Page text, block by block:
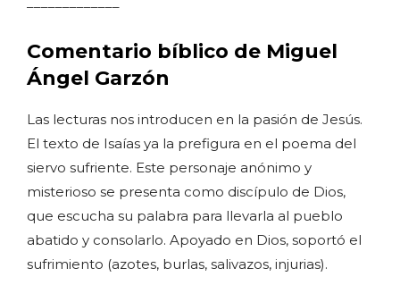
Comentario bíblico de Miguel
Ángel Garzón
Las lecturas nos introducen en la pasión de Jesús.
El texto de Isaías ya la prefigura en el poema del
siervo sufriente. Este personaje anónimo y
misterioso se presenta como discípulo de Dios,
que escucha su palabra para llevarla al pueblo
abatido y consolarlo. Apoyado en Dios, soportó el
sufrimiento (azotes, burlas, salivazos, injurias).